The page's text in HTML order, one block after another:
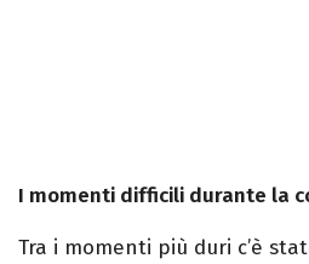
I momenti difficili durante la
Tra i momenti più duri c’è